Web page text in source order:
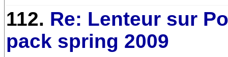
112. Re: Lenteur sur
pack spring 2009